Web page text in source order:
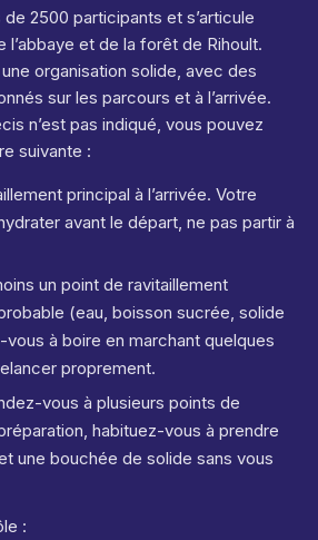
2500 participants et s’articule
l’abbaye et de la forêt de Rihoult.
organisation solide, avec des
sur les parcours et à l’arrivée.
n’est pas indiqué, vous pouvez
suivante :
principal à l’arrivée. Votre
avant le départ, ne pas partir à
un point de ravitaillement
(eau, boisson sucrée, solide
vous à boire en marchant quelques
proprement.
vous à plusieurs points de
habituez-vous à prendre
une bouchée de solide sans vous
: